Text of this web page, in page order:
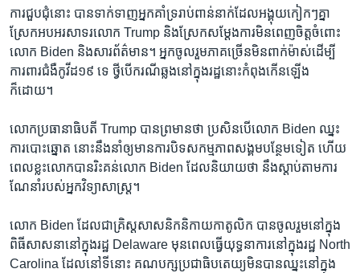
ការ​ជួបជុំ​នោះ​ បាន​ទាក់​ទាញ​អ្នក​គាំទ្រ​រាប់​ពាន់​នាក់​ដែល​អង្គុយ​កៀកៗ​គ្នា
ស្រែក​អបអរ​សាទរ​លោក Trump និង​ស្រែក​សម្តែង​ការ​មិន​ពេញ​ចិត្ត​ចំពោះ​
លោក Biden និង​សារព័ត៌មាន។ អ្នក​ចូលរួម​ភាគ​ច្រើន​មិន​ពាក់​ម៉ាស់​ដើម្បី​
ការពារ​ជំងឺ​កូវីដ១៩ ទេ ថ្វីបើ​ករណី​ឆ្លង​នៅ​ក្នុង​រដ្ឋ​នោះ​កំពុង​កើនឡើង​
ក៏ដោយ។
លោក​ប្រធានាធិបតី Trump បាន​ព្រមាន​ថា ប្រសិនបើ​លោក Biden ឈ្នះ​
ការ​បោះឆ្នោត នោះ​នឹង​នាំ​ឲ្យ​មាន​ការ​បិទ​សកម្មភាព​សង្គម​បន្ថែម​ទៀត ហើយ​
ពេល​ខ្លះ​លោក​បាន​រិះគន់​លោក Biden ដែល​និយាយ​ថា​ នឹង​ស្តាប់​តាម​ការ​
ណែនាំ​របស់​អ្នក​វិទ្យាសាស្ត្រ។
លោក Biden ដែល​ជា​គ្រិស្ត​សាសនិក​និកាយ​កាតូលិក បាន​ចូលរួម​នៅ​ក្នុង​
ពិធី​សាសនា​នៅ​ក្នុង​រដ្ឋ Delaware មុន​ពេល​ធ្វើ​យុទ្ធនាការ​នៅ​ក្នុង​រដ្ឋ North
Carolina ដែល​នៅ​ទីនោះ គណបក្ស​ប្រជាធិបតេយ្យ​មិន​បាន​ឈ្នះ​នៅ​ក្នុង​